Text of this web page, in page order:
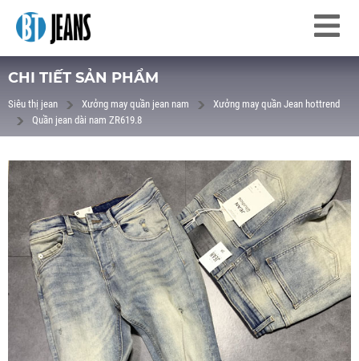
CHI TIẾT SẢN PHẨM
Siêu thị jean Xưởng may quần jean nam
Xưởng may quần Jean hottrend
Quần jean dài nam ZR619.8